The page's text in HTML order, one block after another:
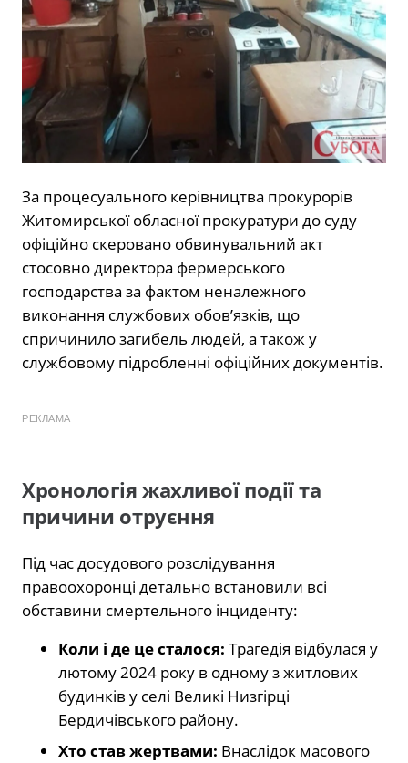
За процесуального керівництва прокурорів
Житомирської обласної прокуратури до суду
офіційно скеровано обвинувальний акт
стосовно директора фермерського
господарства за фактом неналежного
виконання службових обов’язків, що
спричинило загибель людей, а також у
службовому підробленні офіційних документів.
РЕКЛАМА
Хронологія жахливої події та
причини отруєння
Під час досудового розслідування
правоохоронці детально встановили всі
обставини смертельного інциденту:
Коли і де це сталося: Трагедія відбулася у
лютому 2024 року в одному з житлових
будинків у селі Великі Низгірці
Бердичівського району.
Хто став жертвами: Внаслідок масового